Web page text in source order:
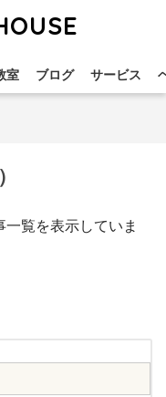
室 ブログ サービス
覧を表示していま